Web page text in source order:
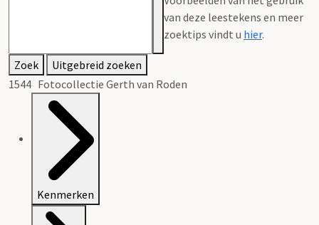
van deze leestekens en meer
zoektips vindt u hier.
Zoek
Uitgebreid zoeken
1544 Fotocollectie Gerth van Roden
Kenmerken